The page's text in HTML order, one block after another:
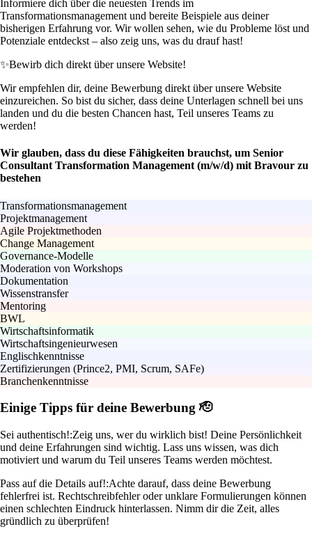
Informiere dich über die neuesten Trends im
Transformationsmanagement und bereite Beispiele aus deiner
bisherigen Erfahrung vor. Wir wollen sehen, wie du Probleme löst und
Potenziale entdeckst – also zeig uns, was du drauf hast!
✨Bewirb dich direkt über unsere Website!
Wir empfehlen dir, deine Bewerbung direkt über unsere Website
einzureichen. So bist du sicher, dass deine Unterlagen schnell bei uns
landen und du die besten Chancen hast, Teil unseres Teams zu
werden!
Wir glauben, dass du diese Fähigkeiten brauchst, um Senior
Consultant Transformation Management (m/w/d) mit Bravour zu
bestehen
Transformationsmanagement
Projektmanagement
Agile Projektmethoden
Change Management
Governance-Modelle
Moderation von Workshops
Dokumentation
Wissenstransfer
Mentoring
BWL
Wirtschaftsinformatik
Wirtschaftsingenieurwesen
Englischkenntnisse
Zertifizierungen (Prince2, PMI, Scrum, SAFe)
Branchenkenntnisse
Einige Tipps für deine Bewerbung 🫡
Sei authentisch!:Zeig uns, wer du wirklich bist! Deine Persönlichkeit
und deine Erfahrungen sind wichtig. Lass uns wissen, was dich
motiviert und warum du Teil unseres Teams werden möchtest.
Pass auf die Details auf!:Achte darauf, dass deine Bewerbung
fehlerfrei ist. Rechtschreibfehler oder unklare Formulierungen können
einen schlechten Eindruck hinterlassen. Nimm dir die Zeit, alles
gründlich zu überprüfen!